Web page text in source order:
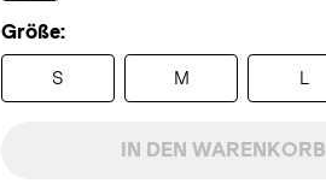
Größe:
S M
IN DEN WARENKORB